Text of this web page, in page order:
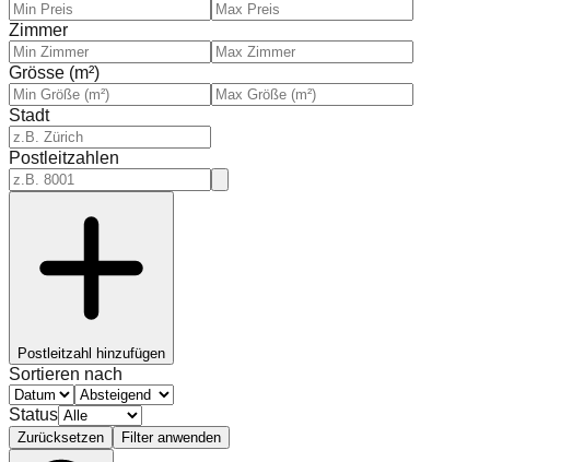
Zimmer
Grösse (m²)
Stadt
Postleitzahlen
Postleitzahl hinzufügen
Sortieren nach
Status
Zurücksetzen Filter anwenden